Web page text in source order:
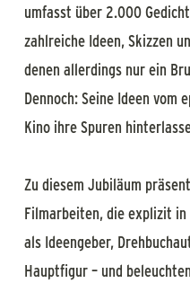
umfasst über 2.000
zahlreiche Ideen, Skizzen
denen allerdings nur ein
Dennoch: Seine Ideen vom
Kino ihre Spuren
Zu diesem Jubiläum
Filmarbeiten, die explizit in
als Ideengeber,
Hauptfigur – und